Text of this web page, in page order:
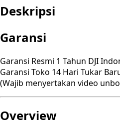
Deskripsi
Garansi
Garansi Resmi 1 Tahun DJI
Garansi Toko 14 Hari Tukar
(Wajib menyertakan video
Overview